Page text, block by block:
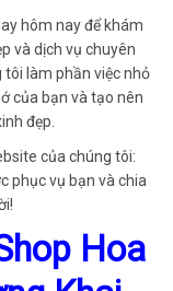
hôm nay để khám
và dịch vụ chuyên
tôi làm phần việc nhỏ
của bạn và tạo nên
đẹp.
của chúng tôi:
phục vụ bạn và chia
Hoa